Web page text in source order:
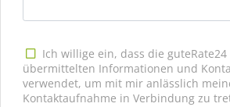
Ich willige ein, dass die
übermittelten Informationen und
verwendet, um mit mir anlässlich
Kontaktaufnahme in Verbindung zu